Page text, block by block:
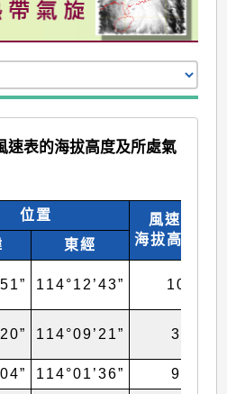
表的海拔高度及所處氣
位置
風速表的
海拔高度(米
東經
114°12’43” 103
114°09’21” 30
114°01’36”
99